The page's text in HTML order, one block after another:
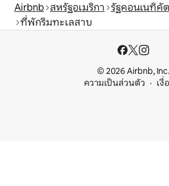
Airbnb สหรัฐอเมริกา รัฐคอนเนทิคัต
ที่พักริมทะเลสาบ
© 2026 Airbnb, Inc.
ความเป็นส่วนตัว
เงื่